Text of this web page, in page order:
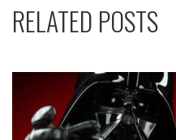
RELATED POSTS